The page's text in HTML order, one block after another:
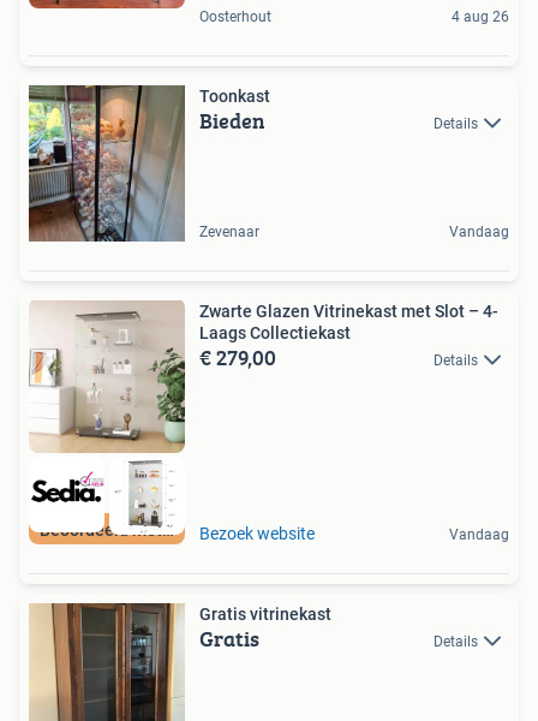
Oosterhout 4 aug 26
Toonkast
Bieden Details
Zevenaar Vandaag
Beoordeeld met 9+
Zwarte Glazen Vitrinekast met Slot – 4-
Laags Collectiekast
€ 279,00 Details
Bezoek website Vandaag
Gratis vitrinekast
Gratis Details